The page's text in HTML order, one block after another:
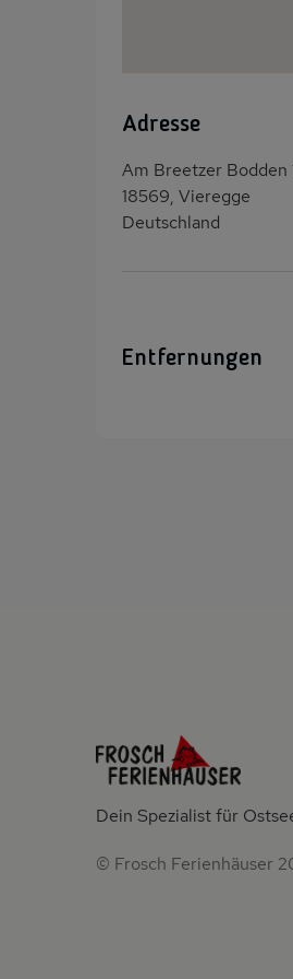
Adresse
Am Breetzer Bodden
18569, Vieregge
Deutschland
Entfernungen
Dein Spezialist für
© Frosch Ferienhäuser